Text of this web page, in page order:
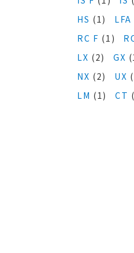
HS (1) LFA
RC F (1)
LX (2) GX
NX (2) UX
LM (1) CT